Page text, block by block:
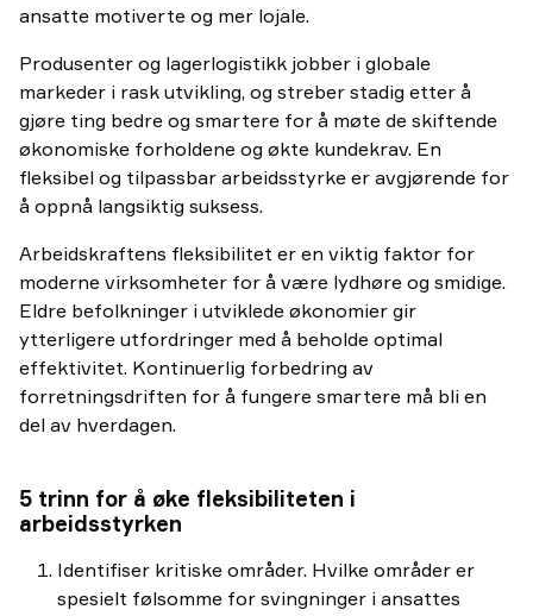
ansatte motiverte og mer lojale.
Produsenter og lagerlogistikk jobber i globale
markeder i rask utvikling, og streber stadig etter å
gjøre ting bedre og smartere for å møte de skiftende
økonomiske forholdene og økte kundekrav. En
fleksibel og tilpassbar arbeidsstyrke er avgjørende for
å oppnå langsiktig suksess.
Arbeidskraftens fleksibilitet er en viktig faktor for
moderne virksomheter for å være lydhøre og smidige.
Eldre befolkninger i utviklede økonomier gir
ytterligere utfordringer med å beholde optimal
effektivitet. Kontinuerlig forbedring av
forretningsdriften for å fungere smartere må bli en
del av hverdagen.
5 trinn for å øke fleksibiliteten i
arbeidsstyrken
Identifiser kritiske områder. Hvilke områder er
spesielt følsomme for svingninger i ansattes